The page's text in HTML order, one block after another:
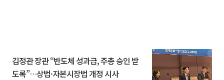
김정관 장관 “반도체 성과급, 주총 승인 받
도록”…상법·자본시장법 개정 시사